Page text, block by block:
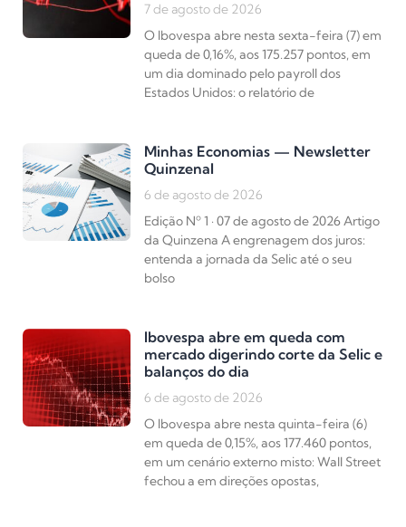
7 de agosto de 2026
O Ibovespa abre nesta sexta-feira (7) em
queda de 0,16%, aos 175.257 pontos, em
um dia dominado pelo payroll dos
Estados Unidos: o relatório de
Minhas Economias — Newsletter
Quinzenal
6 de agosto de 2026
Edição Nº 1 · 07 de agosto de 2026 Artigo
da Quinzena A engrenagem dos juros:
entenda a jornada da Selic até o seu
bolso
Ibovespa abre em queda com
mercado digerindo corte da Selic e
balanços do dia
6 de agosto de 2026
O Ibovespa abre nesta quinta-feira (6)
em queda de 0,15%, aos 177.460 pontos,
em um cenário externo misto: Wall Street
fechou a em direções opostas,